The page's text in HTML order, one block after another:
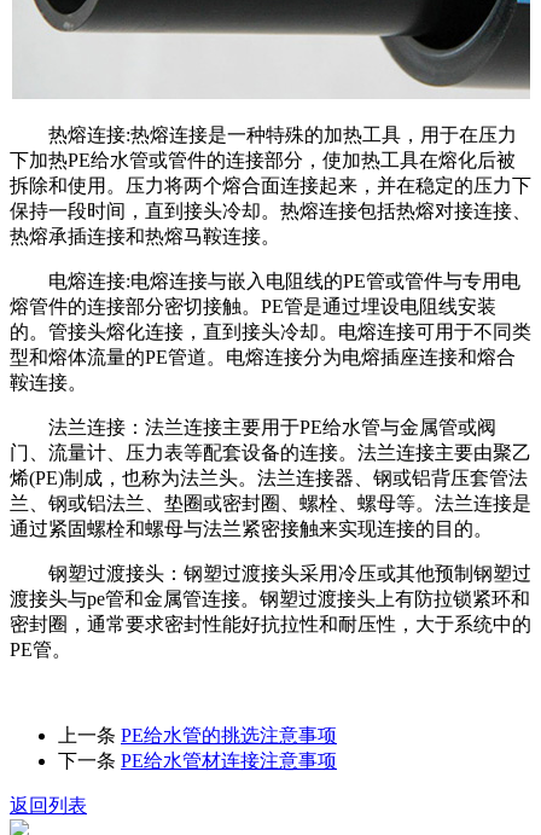
热熔连接:热熔连接是一种特殊的加热工具，用于在压力
下加热PE给水管或管件的连接部分，使加热工具在熔化后被
拆除和使用。压力将两个熔合面连接起来，并在稳定的压力下
保持一段时间，直到接头冷却。热熔连接包括热熔对接连接、
热熔承插连接和热熔马鞍连接。
电熔连接:电熔连接与嵌入电阻线的PE管或管件与专用电
熔管件的连接部分密切接触。PE管是通过埋设电阻线安装
的。管接头熔化连接，直到接头冷却。电熔连接可用于不同类
型和熔体流量的PE管道。电熔连接分为电熔插座连接和熔合
鞍连接。
法兰连接：法兰连接主要用于PE给水管与金属管或阀
门、流量计、压力表等配套设备的连接。法兰连接主要由聚乙
烯(PE)制成，也称为法兰头。法兰连接器、钢或铝背压套管法
兰、钢或铝法兰、垫圈或密封圈、螺栓、螺母等。法兰连接是
通过紧固螺栓和螺母与法兰紧密接触来实现连接的目的。
钢塑过渡接头：钢塑过渡接头采用冷压或其他预制钢塑过
渡接头与pe管和金属管连接。钢塑过渡接头上有防拉锁紧环和
密封圈，通常要求密封性能好抗拉性和耐压性，大于系统中的
PE管。
上一条 PE给水管的挑选注意事项
下一条 PE给水管材连接注意事项
返回列表